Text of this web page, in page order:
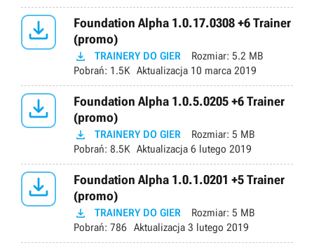

Foundation Alpha 1.0.17.0308 +6 Trainer
(promo)
 TRAINERY DO GIER Rozmiar: 5.2 MB
Pobrań: 1.5K Aktualizacja 10 marca 2019

Foundation Alpha 1.0.5.0205 +6 Trainer
(promo)
 TRAINERY DO GIER Rozmiar: 5 MB
Pobrań: 8.5K Aktualizacja 6 lutego 2019

Foundation Alpha 1.0.1.0201 +5 Trainer
(promo)
 TRAINERY DO GIER Rozmiar: 5 MB
Pobrań: 786 Aktualizacja 3 lutego 2019